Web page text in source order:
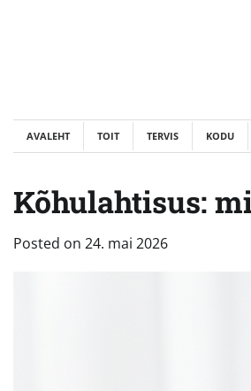
AVALEHT TOIT TERVIS KODU
Kõhulahtisus:
Posted on 24. mai 2026